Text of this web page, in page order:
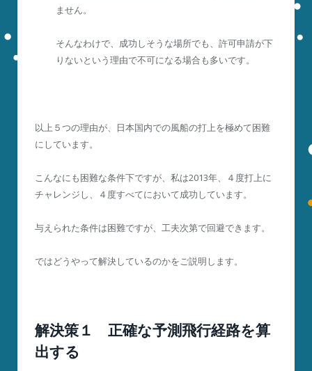
ません。
そんなわけで、成功しそうな場所でも、許可申請が下
りないという理由で不可になる場合も多いです。
以上５つの理由が、日本国内での風船の打上を極めて困難
にしています。
こんなにも困難な条件下ですが、私は2013年、４度打上に
チャレンジし、４度すべてにおいて成功しています。
与えられた条件は困難ですが、工夫次第で回避できます。
ではどうやって解決しているのかをご説明します。
解決策１ 正確な予測飛行経路を算
出する